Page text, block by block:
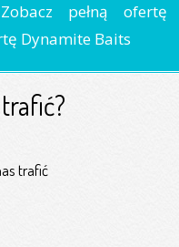
pełną ofertę
Dynamite Baits
trafić